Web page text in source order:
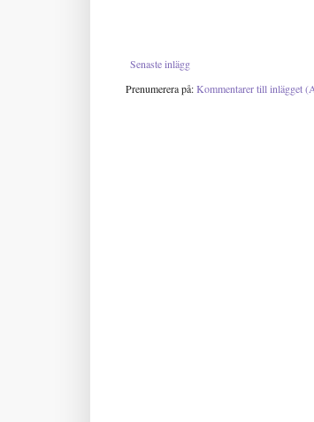
Senaste inlägg
Prenumerera på:Kommentarer till inlägget